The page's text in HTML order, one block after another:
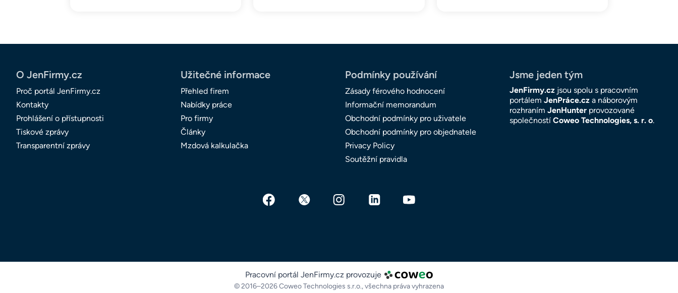
O JenFirmy.cz
Proč portál JenFirmy.cz
Kontakty
Prohlášení o přístupnosti
Tiskové zprávy
Transparentní zprávy
Užitečné informace
Přehled firem
Nabídky práce
Pro firmy
Články
Mzdová kalkulačka
Podmínky používání
Zásady férového hodnocení
Informační memorandum
Obchodní podmínky pro uživatele
Obchodní podmínky pro objednatele
Privacy Policy
Soutěžní pravidla
Jsme jeden tým
JenFirmy.cz jsou spolu s pracovním
portálem JenPráce.cz a náborovým
rozhraním JenHunter provozované
společností Coweo Technologies, s. r. o.
Pracovní portál JenFirmy.cz provozuje
© 2016–2026 Coweo Technologies s.r.o.,všechna práva vyhrazena